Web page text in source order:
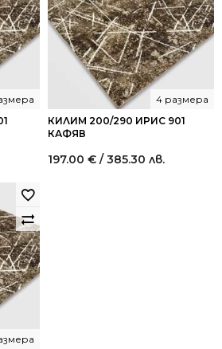
КИЛИМ 200/290 ИРИС 901
КАФЯВ
4 размера
197.00 € / 385.30 лв.